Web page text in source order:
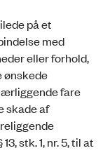
på et
med
eller forhold,
ønskede
fare
skade af
stk. 1, nr. 5, til at